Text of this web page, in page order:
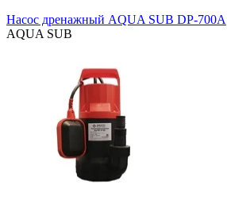
Насос дренажный AQUA SUB DP-700А
AQUA SUB